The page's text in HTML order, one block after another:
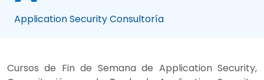
Application Security Consultoría
Cursos de Fin de Semana de Application Security,